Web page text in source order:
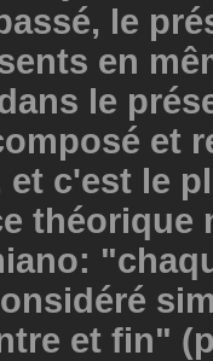
le
en
le
et
et c'est le
théorique
et fin"